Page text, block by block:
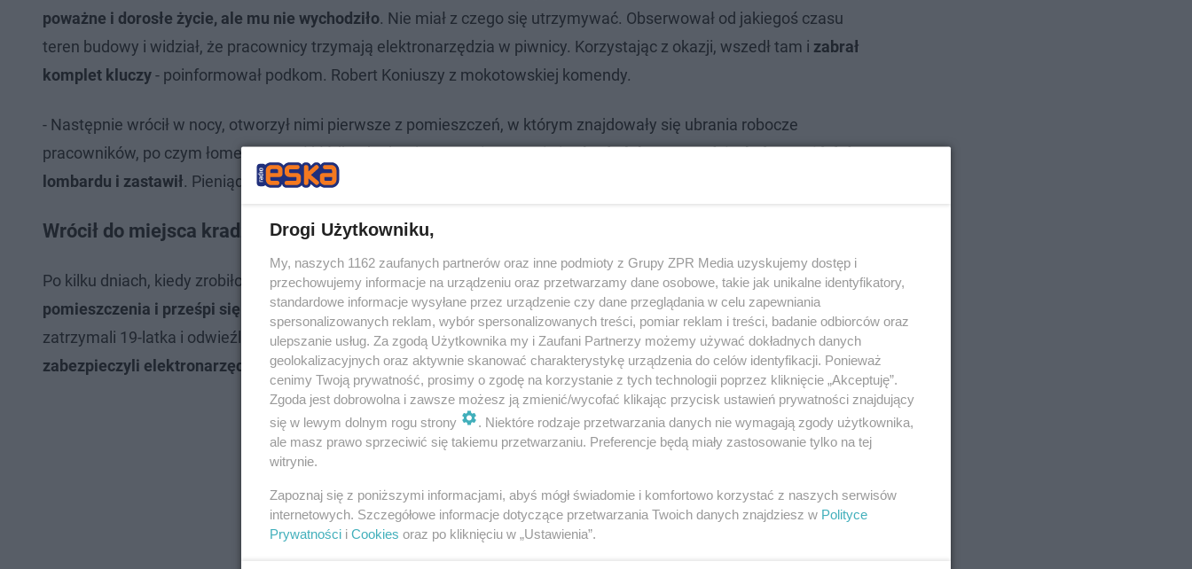
poważne i dorosłe życie, ale mu nie wychodziło. Nie miał z czego się utrzymywać. Obserwował od jakiegoś czasu
teren budowy i widział, że pracownicy trzymają elektronarzędzia w piwnicy. Korzystając z okazji, wszedł tam i zabrał
komplet kluczy- poinformował podkom. Robert Koniuszy z mokotowskiej komendy.
- Następnie wrócił w nocy, otworzył nimi pierwsze z pomieszczeń, w którym znajdowały się ubrania robocze
pracowników, po czym łomem zerwał kłódkę do drugiego pomieszczenia izabrał elektronarzędzia, które zaniósł do
lombardu i zastawił. Pieniądze przeznaczył na alkohol oraz artykuły żywnościowe - dodał policjant.
Wrócił do miejsca kradzieży i poszedł spać
Po kilku dniach, kiedy zrobiło mu się zimno, włamywacz stwierdził, że skoro ma klucze, towróci do tego
pomieszczenia i prześpi się w cieple. Stracił poczucie czasu i został przyłapany przez pracowników. Policjanci
zatrzymali 19-latka i odwieźli do aresztu. Odwiedzili też lombard, w którym zastawił skradzione przedmioty, gdzie
zabezpieczyli elektronarzędzia oraz umowy kupna-sprzedaży na nazwisko włamywacza.
Drogi Użytkowniku,
My, naszych 1162 zaufanych partnerów oraz inne podmioty z Grupy ZPR Media uzyskujemy dostęp i
przechowujemy informacje na urządzeniu oraz przetwarzamy dane osobowe, takie jak unikalne identyfikatory,
standardowe informacje wysyłane przez urządzenie czy dane przeglądania w celu zapewniania
spersonalizowanych reklam, wybór spersonalizowanych treści, pomiar reklam i treści, badanie odbiorców oraz
ulepszanie usług. Za zgodą Użytkownika my i Zaufani Partnerzy możemy używać dokładnych danych
geolokalizacyjnych oraz aktywnie skanować charakterystykę urządzenia do celów identyfikacji. Ponieważ
cenimy Twoją prywatność, prosimy o zgodę na korzystanie z tych technologii poprzez kliknięcie „Akceptuję”.
Zgoda jest dobrowolna i zawsze możesz ją zmienić/wycofać klikając przycisk ustawień prywatności znajdujący
się w lewym dolnym rogu strony
. Niektóre rodzaje przetwarzania danych nie wymagają zgody użytkownika,
ale masz prawo sprzeciwić się takiemu przetwarzaniu. Preferencje będą miały zastosowanie tylko na tej
witrynie.
Zapoznaj się z poniższymi informacjami, abyś mógł świadomie i komfortowo korzystać z naszych serwisów
internetowych. Szczegółowe informacje dotyczące przetwarzania Twoich danych znajdziesz w Polityce
Prywatności i Cookies oraz po kliknięciu w „Ustawienia”.